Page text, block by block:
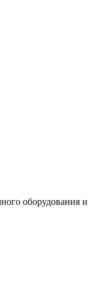
оборудования и